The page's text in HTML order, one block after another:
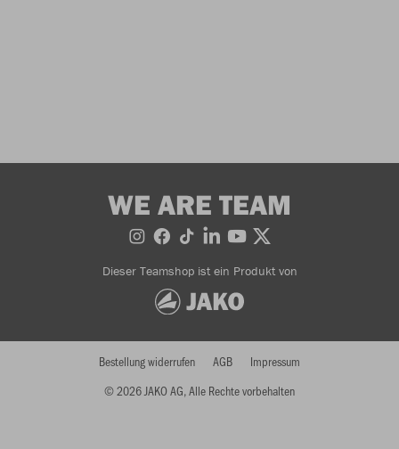
WE ARE TEAM
Dieser Teamshop ist ein Produkt von
© 2026 JAKO AG, Alle Rechte vorbehalten
Bestellung widerrufen AGB Impressum